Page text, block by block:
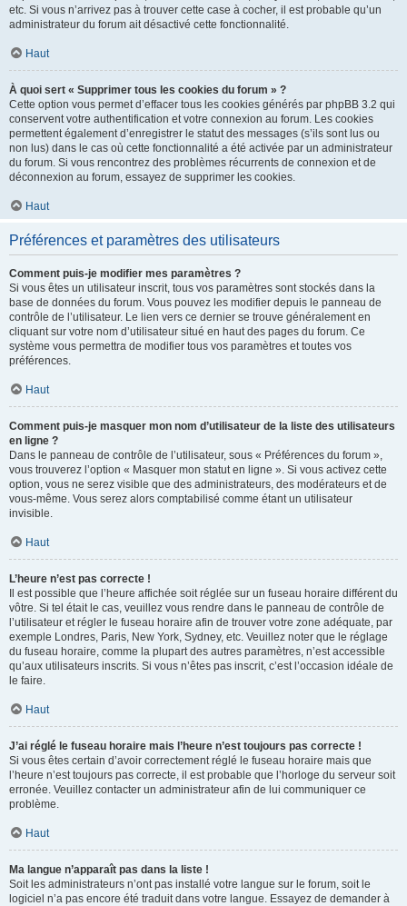
etc. Si vous n’arrivez pas à trouver cette case à cocher, il est probable qu’un
administrateur du forum ait désactivé cette fonctionnalité.
Haut
À quoi sert « Supprimer tous les cookies du forum » ?
Cette option vous permet d’effacer tous les cookies générés par phpBB 3.2 qui
conservent votre authentification et votre connexion au forum. Les cookies
permettent également d’enregistrer le statut des messages (s’ils sont lus ou
non lus) dans le cas où cette fonctionnalité a été activée par un administrateur
du forum. Si vous rencontrez des problèmes récurrents de connexion et de
déconnexion au forum, essayez de supprimer les cookies.
Haut
Préférences et paramètres des utilisateurs
Comment puis-je modifier mes paramètres ?
Si vous êtes un utilisateur inscrit, tous vos paramètres sont stockés dans la
base de données du forum. Vous pouvez les modifier depuis le panneau de
contrôle de l’utilisateur. Le lien vers ce dernier se trouve généralement en
cliquant sur votre nom d’utilisateur situé en haut des pages du forum. Ce
système vous permettra de modifier tous vos paramètres et toutes vos
préférences.
Haut
Comment puis-je masquer mon nom d’utilisateur de la liste des utilisateurs
en ligne ?
Dans le panneau de contrôle de l’utilisateur, sous « Préférences du forum »,
vous trouverez l’option « Masquer mon statut en ligne ». Si vous activez cette
option, vous ne serez visible que des administrateurs, des modérateurs et de
vous-même. Vous serez alors comptabilisé comme étant un utilisateur
invisible.
Haut
L’heure n’est pas correcte !
Il est possible que l’heure affichée soit réglée sur un fuseau horaire différent du
vôtre. Si tel était le cas, veuillez vous rendre dans le panneau de contrôle de
l’utilisateur et régler le fuseau horaire afin de trouver votre zone adéquate, par
exemple Londres, Paris, New York, Sydney, etc. Veuillez noter que le réglage
du fuseau horaire, comme la plupart des autres paramètres, n’est accessible
qu’aux utilisateurs inscrits. Si vous n’êtes pas inscrit, c’est l’occasion idéale de
le faire.
Haut
J’ai réglé le fuseau horaire mais l’heure n’est toujours pas correcte !
Si vous êtes certain d’avoir correctement réglé le fuseau horaire mais que
l’heure n’est toujours pas correcte, il est probable que l’horloge du serveur soit
erronée. Veuillez contacter un administrateur afin de lui communiquer ce
problème.
Haut
Ma langue n’apparaît pas dans la liste !
Soit les administrateurs n’ont pas installé votre langue sur le forum, soit le
logiciel n’a pas encore été traduit dans votre langue. Essayez de demander à